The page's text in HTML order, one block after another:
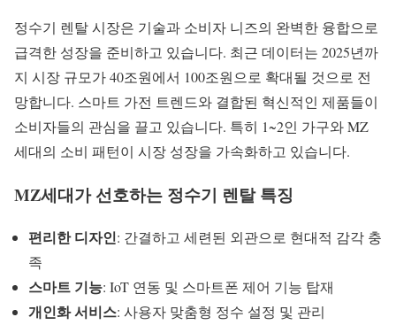
정수기 렌탈시장은 기술과 소비자 니즈의 완벽한 융합으로
급격한 성장을 준비하고 있습니다. 최근 데이터는 2025년까
지 시장 규모가 40조원에서 100조원으로 확대될 것으로 전
망합니다. 스마트 가전 트렌드와 결합된 혁신적인 제품들이
소비자들의 관심을 끌고 있습니다. 특히 1~2인 가구와MZ
세대의 소비 패턴이 시장 성장을 가속화하고 있습니다.
MZ세대가 선호하는 정수기 렌탈 특징
편리한 디자인: 간결하고 세련된 외관으로 현대적 감각 충
족
스마트 기능: IoT 연동 및 스마트폰 제어 기능 탑재
개인화 서비스: 사용자 맞춤형 정수 설정 및 관리